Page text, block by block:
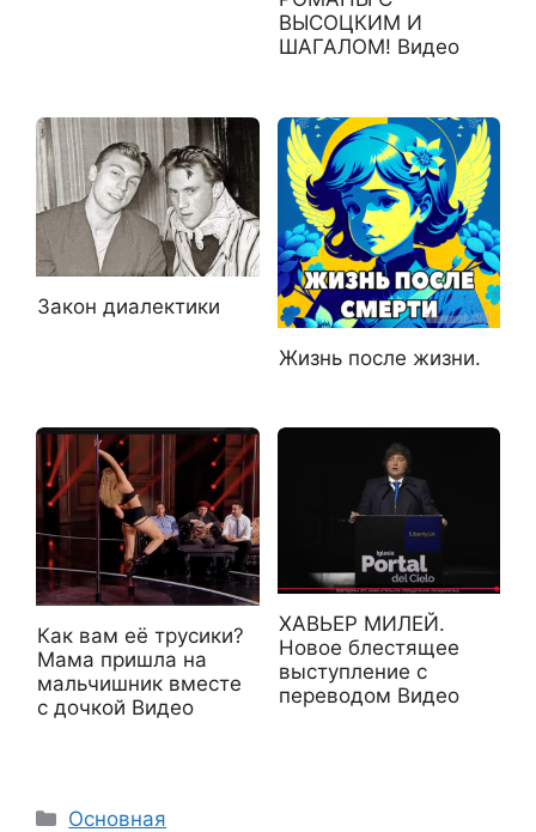
ВЫСОЦКИМ И
ШАГАЛОМ! Видео
Закон диалектики
Жизнь после жизни.
Как вам её трусики?
Мама пришла на
мальчишник вместе
с дочкой Видео
ХАВЬЕР МИЛЕЙ.
Новое блестящее
выступление с
переводом Видео
Рубрики
Основная